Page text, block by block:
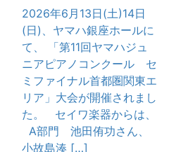
2026年6月13日(土)14日
(日)、ヤマハ銀座ホールに
て、 「第11回ヤマハジュ
ニアピアノコンクール セ
ミファイナル首都圏関東エ
リア」大会が開催されまし
た。 セイワ楽器からは、
A部門 池田侑功さん、
小故島湊 […]